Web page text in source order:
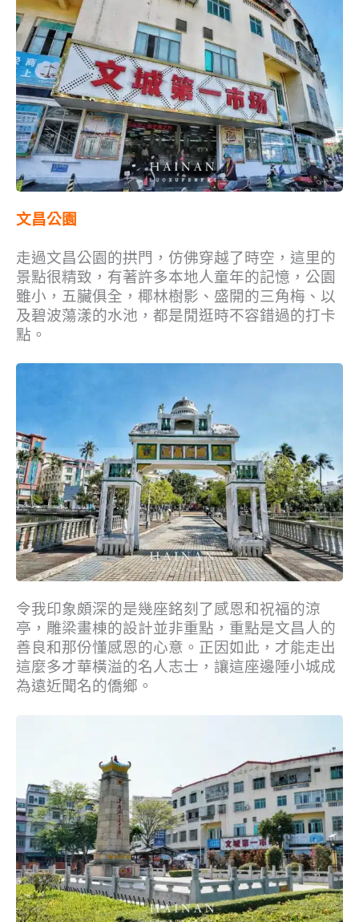
文昌公園
走過文昌公園的拱門，仿佛穿越了時空，這里的
景點很精致，有著許多本地人童年的記憶，公園
雖小，五臟俱全，椰林樹影、盛開的三角梅、以
及碧波蕩漾的水池，都是閒逛時不容錯過的打卡
點。
令我印象頗深的是幾座銘刻了感恩和祝福的涼
亭，雕梁畫棟的設計並非重點，重點是文昌人的
善良和那份懂感恩的心意。正因如此，才能走出
這麼多才華橫溢的名人志士，讓這座邊陲小城成
為遠近聞名的僑鄉。